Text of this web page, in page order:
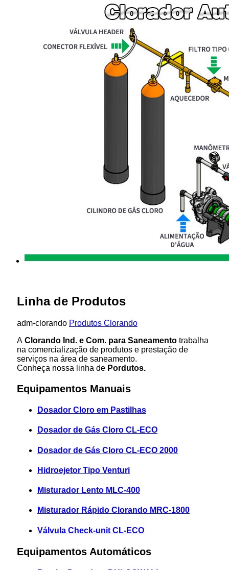
Linha de Produtos
adm-clorando Produtos Clorando
A Clorando Ind. e Com. para Saneamento trabalha
na comercialização de produtos e prestação de
serviços na área de saneamento.
Conheça nossa linha de Pordutos.
Equipamentos Manuais
Dosador Cloro em Pastilhas
Dosador de Gás Cloro CL-ECO
Dosador de Gás Cloro CL-ECO 2000
Hidroejetor Tipo Venturi
Misturador Lento MLC-400
Misturador Rápido Clorando MRC-1800
Válvula Check-unit CL-ECO
Equipamentos Automáticos